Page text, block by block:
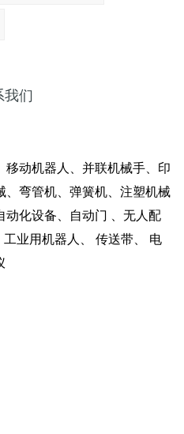
机成为寻求增强运动控制系
我们
移动机器人、并联机械手、印
、弯管机、弹簧机、注塑机械
动化设备、自动门 、无人配
业用机器人、 传送带、 电